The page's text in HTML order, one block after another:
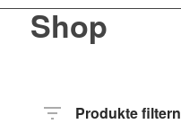
Shop
Produkte filtern